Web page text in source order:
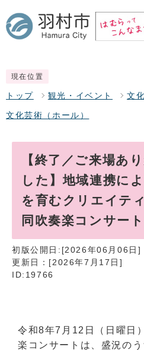
現在位置
トップ 観光・イベント 文
文化芸術（ホール）
【終了／ご来場あ
した】地域連携に
を育むクリエイテ
同吹奏楽コンサート
初版公開日:[2026年06月06日]
更新日：[2026年7月17日]
ID:19766
令和8年7月12日（日曜日
楽コンサートは、盛況の